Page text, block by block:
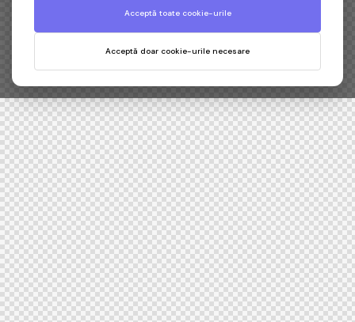
Acceptă toate cookie-urile
Acceptă doar cookie-urile necesare